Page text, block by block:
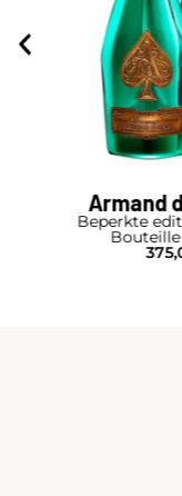
de Brignac
editie Brut Green
I Pochon